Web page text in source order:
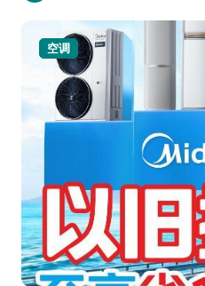
空调